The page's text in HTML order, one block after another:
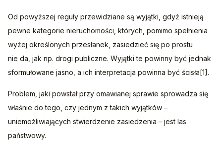
Od powyższej reguły przewidziane są wyjątki, gdyż istnieją
pewne kategorie nieruchomości, których, pomimo spełnienia
wyżej określonych przesłanek, zasiedzieć się po prostu
nie da, jak np. drogi publiczne. Wyjątki te powinny być jednak
sformułowane jasno, a ich interpretacja powinna być ścisła[1].
Problem, jaki powstał przy omawianej sprawie sprowadza się
właśnie do tego, czy jednym z takich wyjątków –
uniemożliwiających stwierdzenie zasiedzenia – jest las
państwowy.